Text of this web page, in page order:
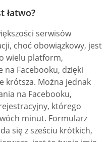
łatwo?
serwisów
choć obowiązkowy, jest
wielu platform,
na Facebooku, dzięki
krótsza. Można jednak
na Facebooku,
którego
minut. Formularz
się z sześciu krótkich,